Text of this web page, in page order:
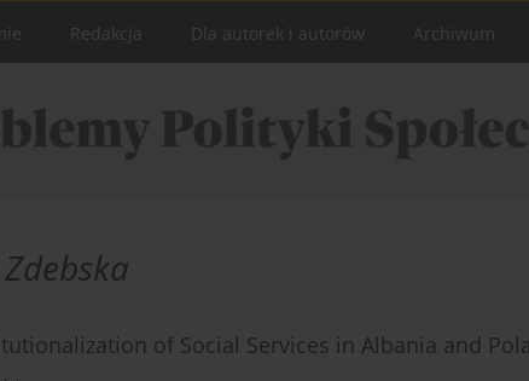
Redakcja Dla autorek i autorów Archiwum
of Social Services in Albania and